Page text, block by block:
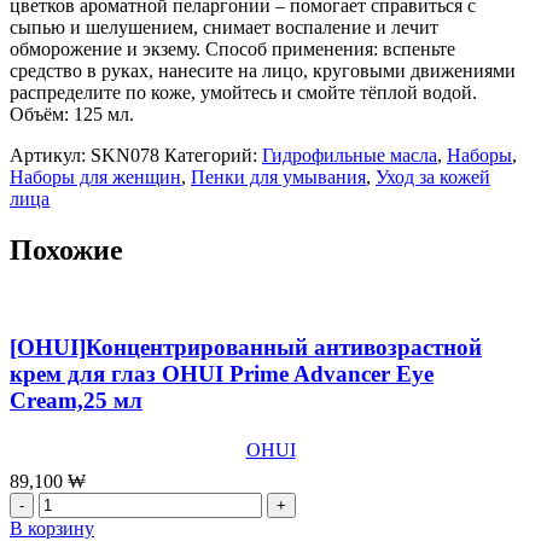
цветков ароматной пеларгонии – помогает справиться с
сыпью и шелушением, снимает воспаление и лечит
обморожение и экзему. Способ применения: вспеньте
средство в руках, нанесите на лицо, круговыми движениями
распределите по коже, умойтесь и смойте тёплой водой.
Объём: 125 мл.
Артикул: SKN078 Категорий: Гидрофильные масла, Наборы,
Наборы для женщин, Пенки для умывания, Уход за кожей
лица
Похожие
[OHUI]Концентрированный антивозрастной
крем для глаз OHUI Prime Advancer Eye
Cream,25 мл
OHUI
89,100 ₩
Количество
товара
В корзину